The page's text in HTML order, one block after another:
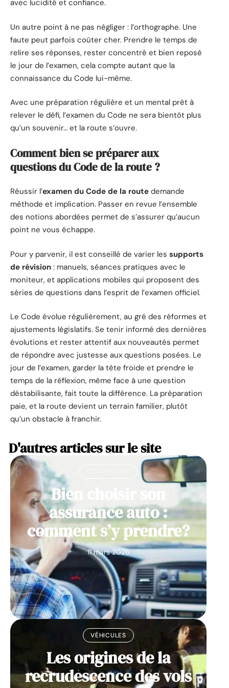
avec lucidité et confiance.
Un autre point à ne pas négliger : l’orthographe. Une
faute peut parfois coûter cher. Prendre le temps de
relire ses réponses, rester concentré et bien reposé
le jour de l’examen, cela compte autant que la
connaissance du Code lui-même.
Avec une préparation régulière et un mental prêt à
relever le défi, l’examen du Code ne sera bientôt plus
qu’un souvenir… et la route s’ouvre.
Comment bien se préparer aux
questions du Code de la route ?
Réussir l’examen du Code de la route demande
méthode et implication. Passer en revue l’ensemble
des notions abordées permet de s’assurer qu’aucun
point ne vous échappe.
Pour y parvenir, il est conseillé de varier les supports
de révision : manuels, séances pratiques avec le
moniteur, et applications mobiles qui proposent des
séries de questions dans l’esprit de l’examen officiel.
Le Code évolue régulièrement, au gré des réformes et
ajustements législatifs. Se tenir informé des dernières
évolutions et rester attentif aux nouveautés permet
de répondre avec justesse aux questions posées. Le
jour de l’examen, garder la tête froide et prendre le
temps de la réflexion, même face à une question
déstabilisante, fait toute la différence. La préparation
paie, et la route devient un terrain familier, plutôt
qu’un obstacle à franchir.
D'autres articles sur le site
Bien choisir son
assurance auto :
comment s’y prendre?
11 mars 2026
VÉHICULES
Les origines de la
recrudescence des vols